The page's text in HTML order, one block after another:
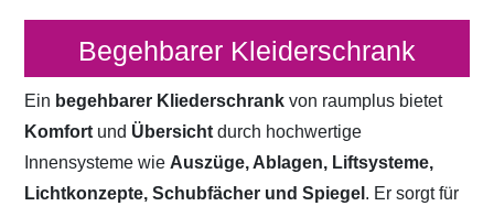
Begehbarer Kleiderschrank
Ein begehbarer Kliederschrankvon raumplus bietet
Komfort und Übersicht durch hochwertige
Innensysteme wie Auszüge, Ablagen, Liftsysteme,
Lichtkonzepte, Schubfächer und Spiegel . Er sorgt für